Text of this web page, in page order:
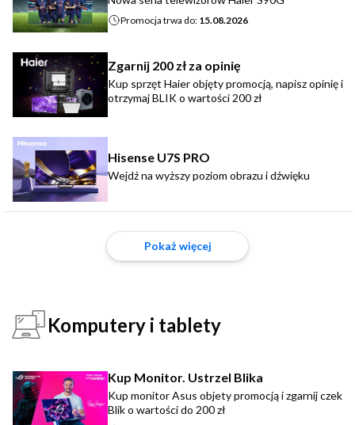
Promocja trwa do: 15.08.2026
Zgarnij 200 zł za opinię
Kup sprzęt Haier objęty promocją, napisz opinię i
otrzymaj BLIK o wartości 200 zł
Hisense U7S PRO
Wejdź na wyższy poziom obrazu i dźwięku
Pokaż więcej
Komputery i tablety
Kup Monitor. Ustrzel Blika
Kup monitor Asus objety promocją i zgarnij czek
Blik o wartości do 200 zł